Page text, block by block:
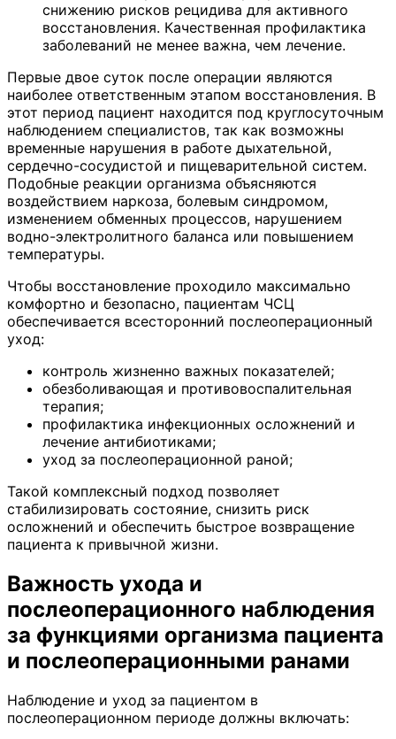
снижению рисков рецидива для активного
восстановления. Качественная профилактика
заболеваний не менее важна, чем лечение.
Первые двое суток после операции являются
наиболее ответственным этапом восстановления. В
этот период пациент находится под круглосуточным
наблюдением специалистов, так как возможны
временные нарушения в работе дыхательной,
сердечно-сосудистой и пищеварительной систем.
Подобные реакции организма объясняются
воздействием наркоза, болевым синдромом,
изменением обменных процессов, нарушением
водно-электролитного баланса или повышением
температуры.
Чтобы восстановление проходило максимально
комфортно и безопасно, пациентам ЧСЦ
обеспечивается всесторонний послеоперационный
уход:
контроль жизненно важных показателей;
обезболивающая и противовоспалительная
терапия;
профилактика инфекционных осложнений и
лечение антибиотиками;
уход за послеоперационной раной;
Такой комплексный подход позволяет
стабилизировать состояние, снизить риск
осложнений и обеспечить быстрое возвращение
пациента к привычной жизни.
Важность ухода и
послеоперационного наблюдения
за функциями организма пациента
и послеоперационными ранами
Наблюдение и уход за пациентом в
послеоперационном периоде должны включать: